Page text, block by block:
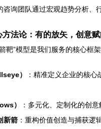
咨询团队通过宏观趋势分析、
方法论：有的放矢，创意
靶”模型是我们服务的核心框架
）
：精准定义企业的核
）
：多元化、定制化的创
新箭 ：重构价值创造与捕获逻辑